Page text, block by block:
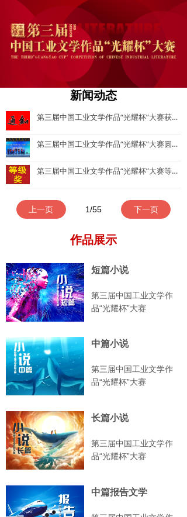
新闻动态
第三届中国工业文学作品“光耀杯”大赛获奖证书和奖杯邮寄通知​
第三届中国工业文学作品“光耀杯”大赛圆满收官 共89部作品获奖-中国工业文学作品大赛
第三届中国工业文学作品“光耀杯”大赛等级奖获奖名单
上一页 下一页
1/55
作品展示
短篇小说
第三届中国工业文学作
品“光耀杯”大赛
中篇小说
第三届中国工业文学作
品“光耀杯”大赛
长篇小说
第三届中国工业文学作
品“光耀杯”大赛
中篇报告文学